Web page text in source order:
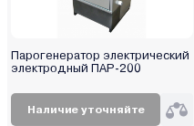
Парогенератор электрический
электродный ПАР-200
Наличие уточняйте